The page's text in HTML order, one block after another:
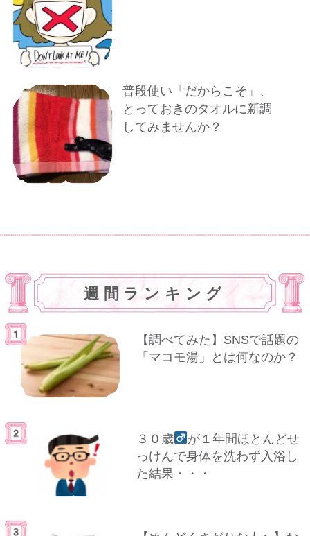
普段使い「だからこそ」、
とっておきのタオルに新調
してみませんか？
週間ランキング
【調べてみた】SNSで話題の
「マコモ湯」とは何なのか？
３０歳
が１年間ほとんどせ
っけんで身体を洗わず入浴し
た結果・・・